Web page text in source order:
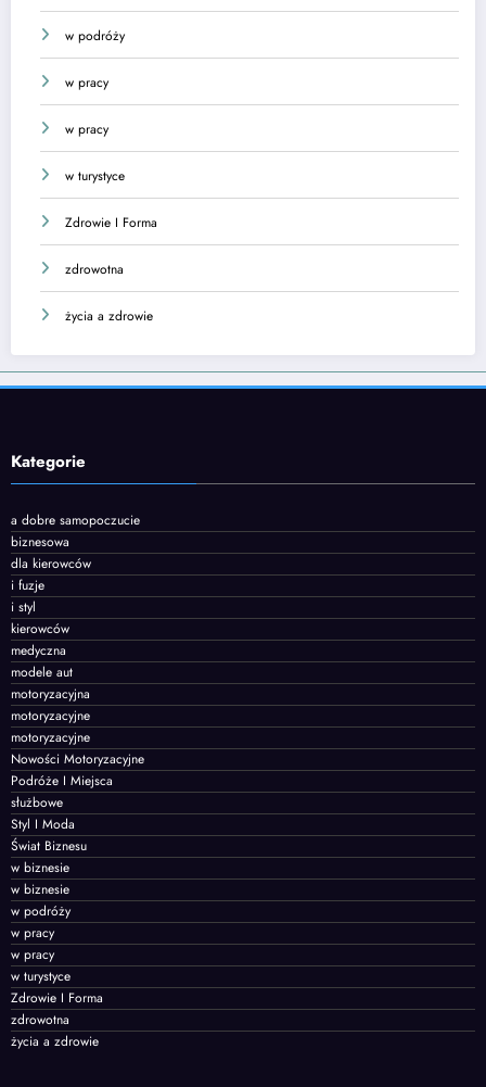
w podróży
w pracy
w pracy
w turystyce
Zdrowie I Forma
zdrowotna
życia a zdrowie
Kategorie
a dobre samopoczucie
biznesowa
dla kierowców
i fuzje
i styl
kierowców
medyczna
modele aut
motoryzacyjna
motoryzacyjne
motoryzacyjne
Nowości Motoryzacyjne
Podróże I Miejsca
służbowe
Styl I Moda
Świat Biznesu
w biznesie
w biznesie
w podróży
w pracy
w pracy
w turystyce
Zdrowie I Forma
zdrowotna
życia a zdrowie